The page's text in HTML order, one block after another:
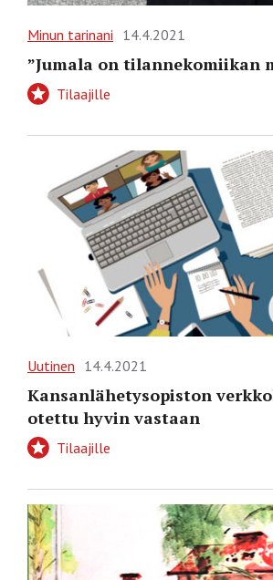
Minun tarinani 14.4.2021
”Jumala on tilannekomiikan
Tilaajille
Uutinen 14.4.2021
Kansanlähetysopiston
otettu hyvin vastaan
Tilaajille